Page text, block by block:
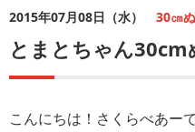
2015年07月08日（水） 30㎝
とまとちゃん30cm
こんにちは！さくらべあー